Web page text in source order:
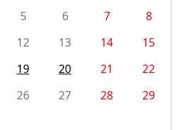
5 6 7
8
12 13 14
15
19 20 21
22
26 27 28
29